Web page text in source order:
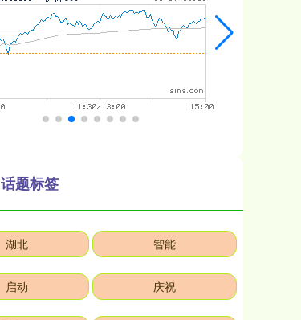
话题标签
湖北 智能
启动 庆祝